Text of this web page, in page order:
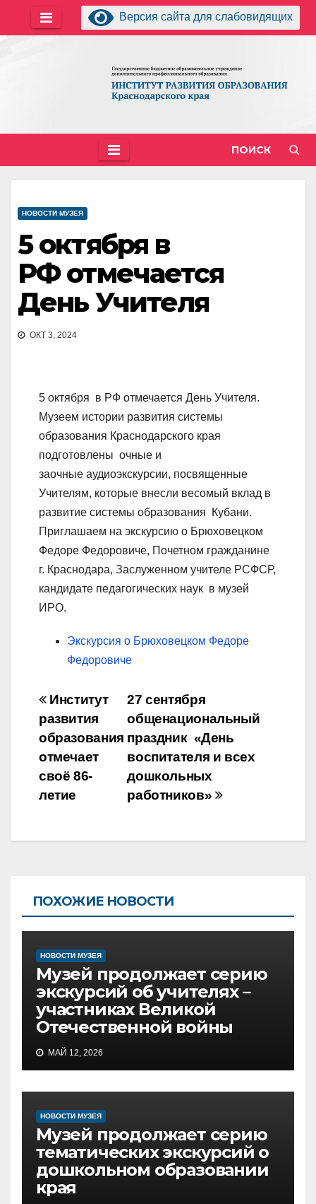
Версия сайта для слабовидящих
ПОИСК
НОВОСТИ МУЗЕЯ
5 октября в
РФ отмечается
День Учителя
ОКТ 3, 2024
5 октября в РФ отмечается День Учителя.
Музеем истории развития системы
образования Краснодарского края
подготовлены очные и
заочные аудиоэкскурсии, посвященные
Учителям, которые внесли весомый вклад в
развитие системы образования Кубани.
Приглашаем на экскурсию о Брюховецком
Федоре Федоровиче, Почетном гражданине
г. Краснодара, Заслуженном учителе РСФСР,
кандидате педагогических наук в музей
ИРО.
Экскурсия о Брюховецком Федоре
Федоровиче
Навигация
по
записям
27 сентября
общенациональный
праздник «День
воспитателя и всех
дошкольных
работников»
Институт
развития
образования
отмечает
своё 86-
летие
ПОХОЖИЕ НОВОСТИ
НОВОСТИ МУЗЕЯ
Музей продолжает серию
экскурсий об учителях –
участниках Великой
Отечественной войны
МАЙ 12, 2026
НОВОСТИ МУЗЕЯ
Музей продолжает серию
тематических экскурсий о
дошкольном образовании
края